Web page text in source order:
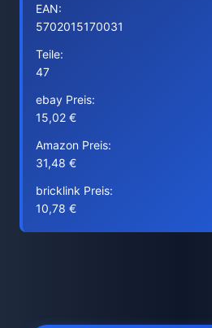
EAN:
5702015170031
Teile:
47
ebay Preis:
15,02 €
Amazon Preis:
31,48 €
bricklink Preis:
10,78 €